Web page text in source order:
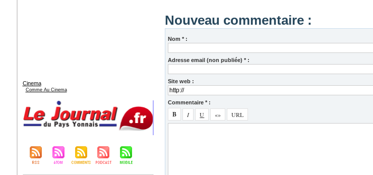
Cinema
Comme Au Cinema
Nouveau commentaire :
Nom * :
Adresse email (non publiée) * :
Site web :
Commentaire * :